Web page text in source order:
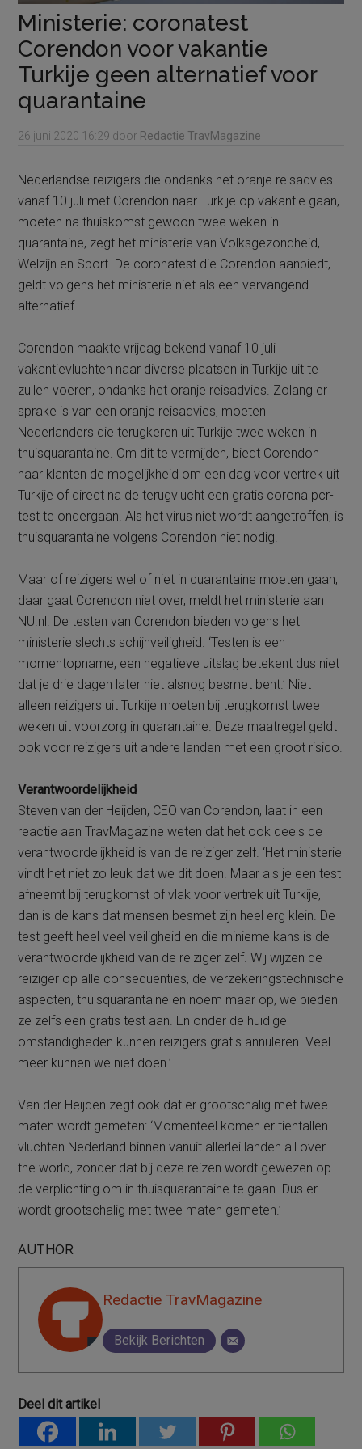
Ministerie: coronatest
Corendon voor vakantie
Turkije geen alternatief voor
quarantaine
26 juni 2020 16:29 door Redactie TravMagazine
Nederlandse reizigers die ondanks het oranje reisadvies
vanaf 10 juli met Corendon naar Turkije op vakantie gaan,
moeten na thuiskomst gewoon twee weken in
quarantaine, zegt het ministerie van Volksgezondheid,
Welzijn en Sport. De coronatest die Corendon aanbiedt,
geldt volgens het ministerie niet als een vervangend
alternatief.
Corendon maakte vrijdag bekend vanaf 10 juli
vakantievluchten naar diverse plaatsen in Turkije uit te
zullen voeren, ondanks het oranje reisadvies. Zolang er
sprake is van een oranje reisadvies, moeten
Nederlanders die terugkeren uit Turkije twee weken in
thuisquarantaine. Om dit te vermijden, biedt Corendon
haar klanten de mogelijkheid om een dag voor vertrek uit
Turkije of direct na de terugvlucht een gratis corona pcr-
test te ondergaan. Als het virus niet wordt aangetroffen, is
thuisquarantaine volgens Corendon niet nodig.
Maar of reizigers wel of niet in quarantaine moeten gaan,
daar gaat Corendon niet over, meldt het ministerie aan
NU.nl. De testen van Corendon bieden volgens het
ministerie slechts schijnveiligheid. ‘Testen is een
momentopname, een negatieve uitslag betekent dus niet
dat je drie dagen later niet alsnog besmet bent.’ Niet
alleen reizigers uit Turkije moeten bij terugkomst twee
weken uit voorzorg in quarantaine. Deze maatregel geldt
ook voor reizigers uit andere landen met een groot risico.
Verantwoordelijkheid
Steven van der Heijden, CEO van Corendon, laat in een
reactie aan TravMagazine weten dat het ook deels de
verantwoordelijkheid is van de reiziger zelf. ‘Het ministerie
vindt het niet zo leuk dat we dit doen. Maar als je een test
afneemt bij terugkomst of vlak voor vertrek uit Turkije,
dan is de kans dat mensen besmet zijn heel erg klein. De
test geeft heel veel veiligheid en die minieme kans is de
verantwoordelijkheid van de reiziger zelf. Wij wijzen de
reiziger op alle consequenties, de verzekeringstechnische
aspecten, thuisquarantaine en noem maar op, we bieden
ze zelfs een gratis test aan. En onder de huidige
omstandigheden kunnen reizigers gratis annuleren. Veel
meer kunnen we niet doen.’
Van der Heijden zegt ook dat er grootschalig met twee
maten wordt gemeten: ‘Momenteel komen er tientallen
vluchten Nederland binnen vanuit allerlei landen all over
the world, zonder dat bij deze reizen wordt gewezen op
de verplichting om in thuisquarantaine te gaan. Dus er
wordt grootschalig met twee maten gemeten.’
AUTHOR
Redactie TravMagazine
Bekijk Berichten
Deel dit artikel